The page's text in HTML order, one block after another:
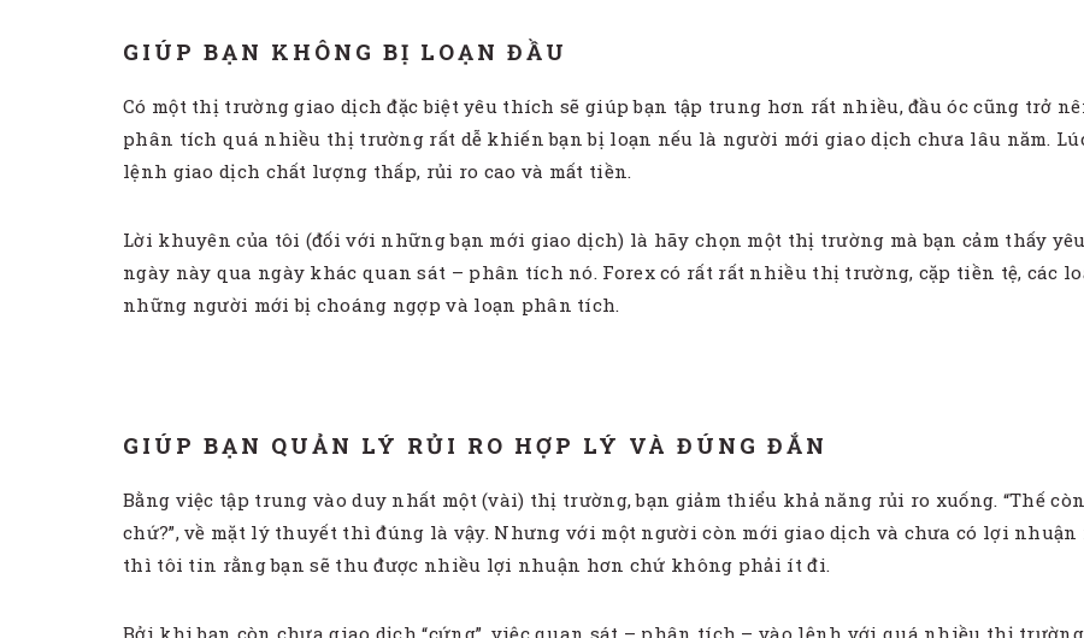
GIÚP BẠN KHÔNG BỊ LOẠN ĐẦU
Có một thị trường giao dịch đặc biệt yêu thích sẽ giúp bạn tập trung hơn rất nhiều, đầu óc cũng trở
phân tích quá nhiều thị trường rất dễ khiến bạn bị loạn nếu là người mới giao dịch chưa lâu năm.
lệnh giao dịch chất lượng thấp, rủi ro cao và mất tiền.
Lời khuyên của tôi (đối với những bạn mới giao dịch) là hãy chọn một thị trường mà bạn cảm thấy
ngày này qua ngày khác quan sát – phân tích nó. Forex có rất rất nhiều thị trường, cặp tiền tệ, các
những người mới bị choáng ngợp và loạn phân tích.
GIÚP BẠN QUẢN LÝ RỦI RO HỢP LÝ VÀ ĐÚNG ĐẮN
Bằng việc tập trung vào duy nhất một (vài) thị trường, bạn giảm thiểu khả năng rủi ro xuống. “Thế
chứ?”, về mặt lý thuyết thì đúng là vậy. Nhưng với một người còn mới giao dịch và chưa có lợi
thì tôi tin rằng bạn sẽ thu được nhiều lợi nhuận hơn chứ không phải ít đi.
Bởi khi bạn còn chưa giao dịch “cứng”, việc quan sát – phân tích – vào lệnh với quá nhiều thị